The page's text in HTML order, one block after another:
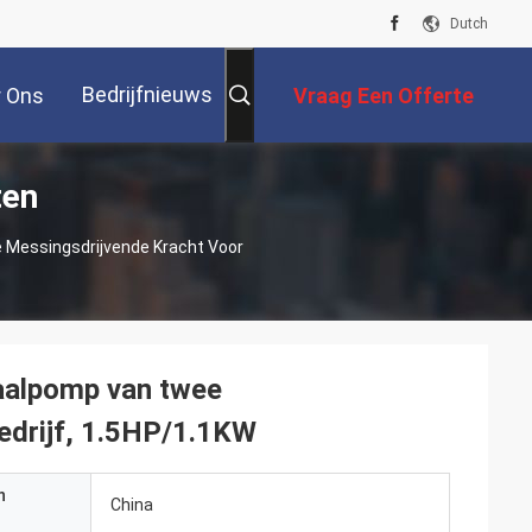
Dutch
Bedrijfnieuws Vraag Een Offerte
Kracht Voor
van twee
1.5HP/1.1KW
China